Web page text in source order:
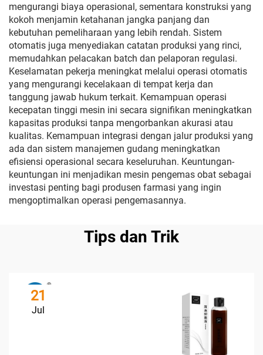
mengurangi biaya operasional, sementara konstruksi yang
kokoh menjamin ketahanan jangka panjang dan
kebutuhan pemeliharaan yang lebih rendah. Sistem
otomatis juga menyediakan catatan produksi yang rinci,
memudahkan pelacakan batch dan pelaporan regulasi.
Keselamatan pekerja meningkat melalui operasi otomatis
yang mengurangi kecelakaan di tempat kerja dan
tanggung jawab hukum terkait. Kemampuan operasi
kecepatan tinggi mesin ini secara signifikan meningkatkan
kapasitas produksi tanpa mengorbankan akurasi atau
kualitas. Kemampuan integrasi dengan jalur produksi yang
ada dan sistem manajemen gudang meningkatkan
efisiensi operasional secara keseluruhan. Keuntungan-
keuntungan ini menjadikan mesin pengemas obat sebagai
investasi penting bagi produsen farmasi yang ingin
mengoptimalkan operasi pengemasannya.
Tips dan Trik
21
Jul